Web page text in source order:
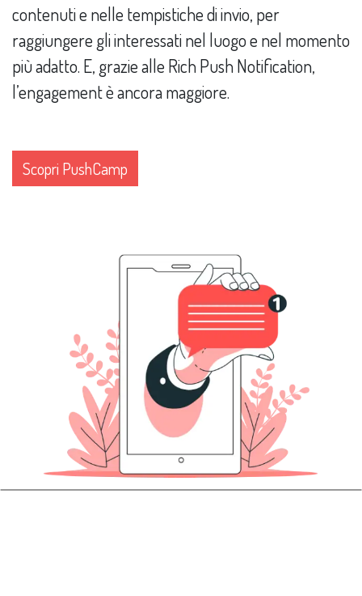
contenuti e nelle tempistiche di invio, per
raggiungere gli interessati nel luogo e nel momento
più adatto. E, grazie alle Rich Push Notification,
l’engagement è ancora maggiore.
Scopri PushCamp